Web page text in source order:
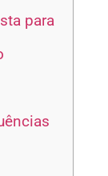
para